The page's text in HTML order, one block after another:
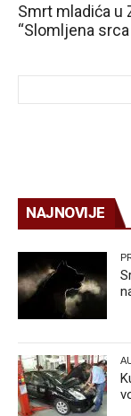
Smrt mladića u
“Slomljena
NAJNOVIJE